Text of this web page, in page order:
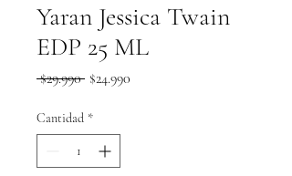
Yaran Jessica Twain
EDP 25 ML
$29.990 Precio
$24.990
Cantidad *